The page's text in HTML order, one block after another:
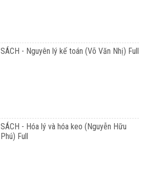
SÁCH - Nguyên lý kế toán (Võ Văn Nhị) Full
SÁCH - Hóa lý và hóa keo (Nguyễn Hữu
Phú) Full